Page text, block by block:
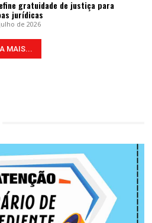
gratuidade de justiça para
jurídicas
de 2026
MAIS...